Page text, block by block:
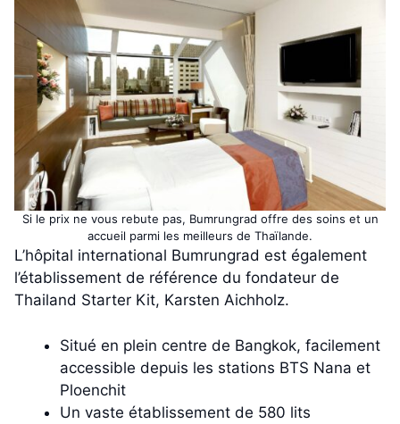
Si le prix ne vous rebute pas, Bumrungrad offre des soins et un
accueil parmi les meilleurs de Thaïlande.
L’hôpital international Bumrungrad est également
l’établissement de référence du fondateur de
Thailand Starter Kit, Karsten Aichholz.
Situé en plein centre de Bangkok, facilement
accessible depuis les stations BTS Nana et
Ploenchit
Un vaste établissement de 580 lits